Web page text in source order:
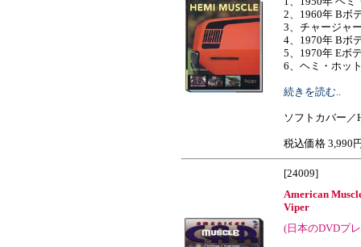
2、1960年 Bボ
3、チャージャ
4、1970年 Bボ
5、1970年 Eボ
6、ヘミ・ホッ
続きを読む..
ソフトカバー／
税込価格 3,990
[24009]
American
Viper
(日本のDVDプ